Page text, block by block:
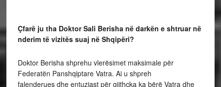
Çfarë ju tha Doktor Sali Berisha në darkën e shtruar në
nderim të vizitës suaj në Shqipëri?
Doktor Berisha shprehu vlerësimet maksimale për
Federatën Panshqiptare Vatra. Ai u shpreh
falenderues dhe entuziast për gjithçka ka bërë Vatra dhe